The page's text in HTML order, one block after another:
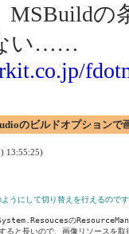
MSBuild
い……
のビルドオプションで
13:55:25)
にして切り替えを行えるので
の
ると長いので、画像リソースを